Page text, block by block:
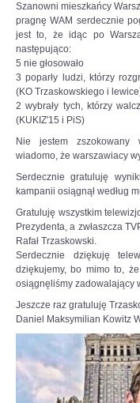
Szanowni mieszkańcy
pragnę WAM serdecznie
jest to, że idąc po
następująco:
5 nie głosowało
3 poparły ludzi, którzy
(KO Trzaskowskiego i
2 wybrały tych, którzy
(KUKIZ'15 i PiS)
Nie jestem zszokowany
wiadomo, że warszawiacy
Serdecznie gratuluję
kampanii osiągnął według
Gratuluję wszystkim
Prezydenta, a zwłaszcza
Rafał Trzaskowski.
Serdecznie dziękuję
dziękujemy, bo mimo to,
osiągnęliśmy zadowalający
Jeszcze raz gratuluję
Daniel Maksymilian Kowitz